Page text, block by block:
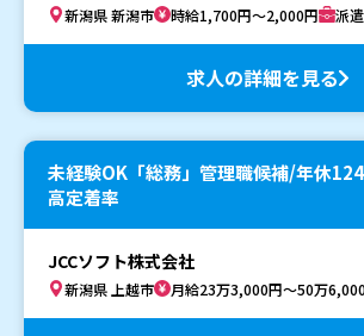
新潟県 新潟市 時給1,700円～2,000円 派
求人の詳細を見る
未経験OK「総務」管理職候補/年休
高定着率
JCCソフト株式会社
新潟県 上越市 月給23万3,000円～50万